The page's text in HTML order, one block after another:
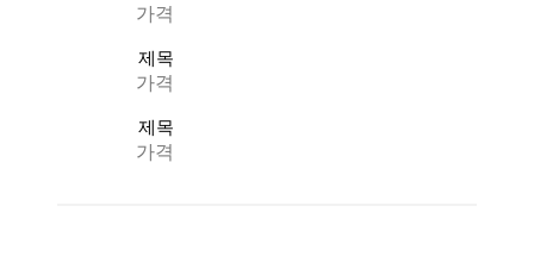
가격
제목
가격
제목
가격